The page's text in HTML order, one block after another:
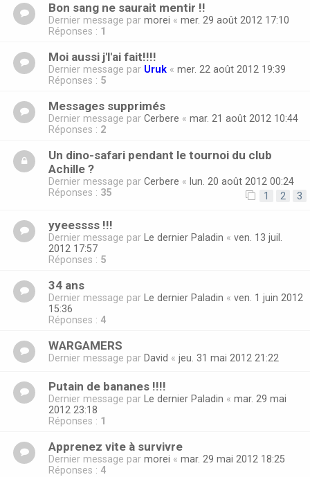
Bon sang ne saurait mentir !!
Dernier message par morei « mer. 29 août 2012 17:10
Réponses : 1
Moi aussi j'l'ai fait!!!!
Dernier message par Uruk « mer. 22 août 2012 19:39
Réponses : 5
Messages supprimés
Dernier message par Cerbere « mar. 21 août 2012 10:44
Réponses : 2
Un dino-safari pendant le tournoi du club
Achille ?
Dernier message par Cerbere « lun. 20 août 2012 00:24
Réponses : 35 1 2 3
yyeessss !!!
Dernier message par Le dernier Paladin « ven. 13 juil.
2012 17:57
Réponses : 5
34 ans
Dernier message par Le dernier Paladin « ven. 1 juin 2012
15:36
Réponses : 4
WARGAMERS
Dernier message par David « jeu. 31 mai 2012 21:22
Putain de bananes !!!!
Dernier message par Le dernier Paladin « mar. 29 mai
2012 23:18
Réponses : 1
Apprenez vite à survivre
Dernier message par morei « mar. 29 mai 2012 18:25
Réponses : 4